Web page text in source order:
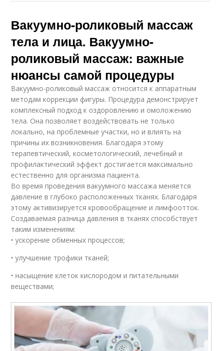
Вакуумно-роликовый массаж
тела и лица. Вакуумно-
роликовый массаж: важные
нюансы самой процедуры
Вакуумно-роликовый массаж относится к аппаратным
методам коррекции фигуры. Процедура демонстрирует
комплексный подход к оздоровлению и омоложению
тела. Она позволяет воздействовать не только
локально, на проблемные участки, но и влиять на
причины их возникновения. Благодаря этому
терапевтический, косметологический, лечебный и
профилактический эффект достигается максимально
естественно для организма пациента.
Во время проведения вакуумного массажа меняется
давление в глубоко расположенных тканях. Благодаря
этому активизируется кровообращение и лимфоотток.
Создаваемая разница давления в тканях способствует
таким изменениям:
• ускорение обменных процессов;
• улучшение трофики тканей;
• насыщение клеток кислородом и питательными
веществами;